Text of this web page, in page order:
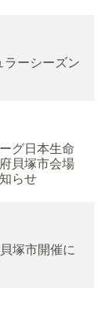
ーシーズン
グ日本生命
貝塚市会場
らせ
塚市開催に